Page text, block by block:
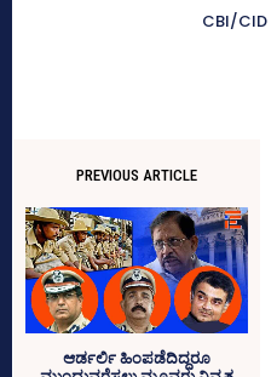
CBI/CID
PREVIOUS ARTICLE
ಆರ್ಡರ್ಲಿ ಹಿಂಪಡೆದಿದ್ದರೂ